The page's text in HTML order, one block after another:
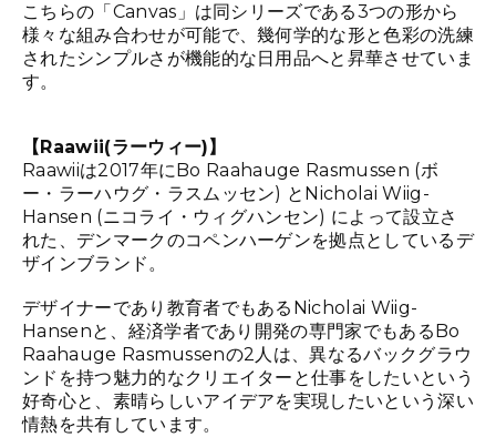
こちらの「Canvas」は同シリーズである3つの形から
様々な組み合わせが可能で、幾何学的な形と色彩の洗練
されたシンプルさが機能的な日用品へと昇華させていま
す。
【Raawii(ラーウィー)】
Raawiiは2017年にBo Raahauge Rasmussen (ボ
ー・ラーハウグ・ラスムッセン) とNicholai Wiig-
Hansen (ニコライ・ウィグハンセン) によって設立さ
れた、デンマークのコペンハーゲンを拠点としているデ
ザインブランド。
デザイナーであり教育者でもあるNicholai Wiig-
Hansenと、経済学者であり開発の専門家でもあるBo
Raahauge Rasmussenの2人は、異なるバックグラウ
ンドを持つ魅力的なクリエイターと仕事をしたいという
好奇心と、素晴らしいアイデアを実現したいという深い
情熱を共有しています。